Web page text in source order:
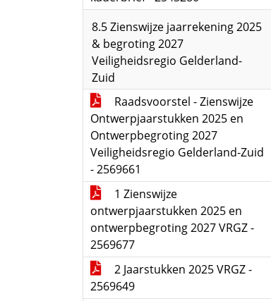
8.5 Zienswijze jaarrekening 2025
& begroting 2027
Veiligheidsregio Gelderland-
Zuid
Raadsvoorstel - Zienswijze
Ontwerpjaarstukken 2025 en
Ontwerpbegroting 2027
Veiligheidsregio Gelderland-Zuid
- 2569661
1 Zienswijze
ontwerpjaarstukken 2025 en
ontwerpbegroting 2027 VRGZ -
2569677
2 Jaarstukken 2025 VRGZ -
2569649